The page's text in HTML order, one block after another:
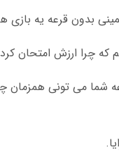
بدون قرعه یه بازی
که چرا ارزش امتحان
شما می تونی